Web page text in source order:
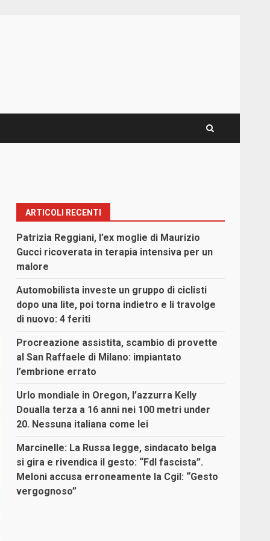
ARTICOLI RECENTI
Patrizia Reggiani, l’ex moglie di Maurizio
Gucci ricoverata in terapia intensiva per un
malore
Automobilista investe un gruppo di ciclisti
dopo una lite, poi torna indietro e li travolge
di nuovo: 4 feriti
Procreazione assistita, scambio di provette
al San Raffaele di Milano: impiantato
l’embrione errato
Urlo mondiale in Oregon, l’azzurra Kelly
Doualla terza a 16 anni nei 100 metri under
20. Nessuna italiana come lei
Marcinelle: La Russa legge, sindacato belga
si gira e rivendica il gesto: “FdI fascista”.
Meloni accusa erroneamente la Cgil: “Gesto
vergognoso”